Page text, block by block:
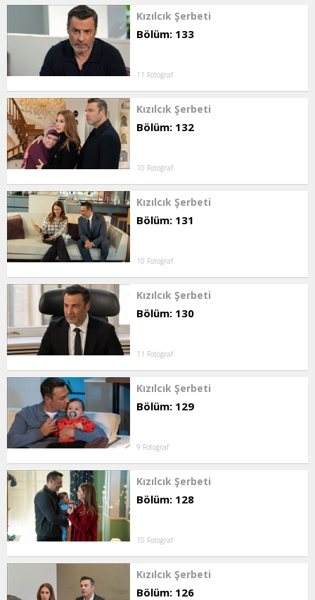
Kızılcık Şerbeti
Bölüm: 133
11 Fotoğraf
Kızılcık Şerbeti
Bölüm: 132
10 Fotoğraf
Kızılcık Şerbeti
Bölüm: 131
10 Fotoğraf
Kızılcık Şerbeti
Bölüm: 130
11 Fotoğraf
Kızılcık Şerbeti
Bölüm: 129
9 Fotoğraf
Kızılcık Şerbeti
Bölüm: 128
10 Fotoğraf
Kızılcık Şerbeti
Bölüm: 126